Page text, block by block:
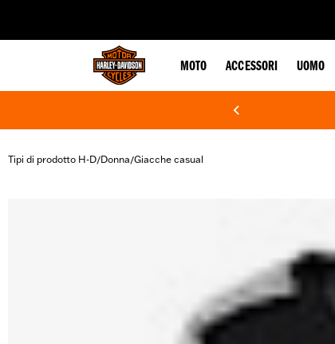
MOTO ACCESSORI UOMO
Tipi di prodotto H-D/Donna/Giacche casual